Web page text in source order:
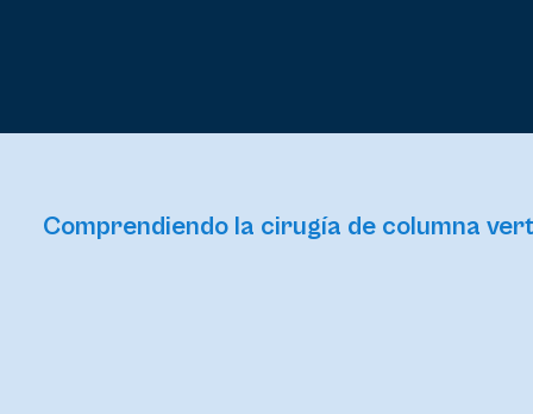
Comprendiendo la cirugía de columna